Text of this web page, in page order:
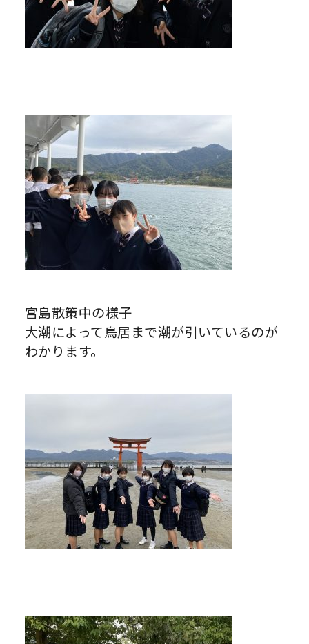
宮島散策中の様子
大潮によって鳥居まで潮が引いているのが
わかります。